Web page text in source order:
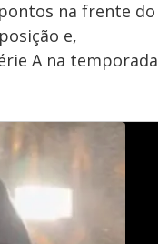
na frente do
e,
A na temporada